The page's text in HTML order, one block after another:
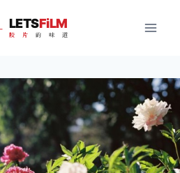
LETSFiLM
胶 片 的 味 道